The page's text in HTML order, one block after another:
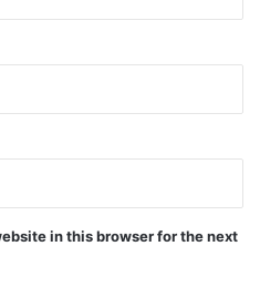
in this browser for the next